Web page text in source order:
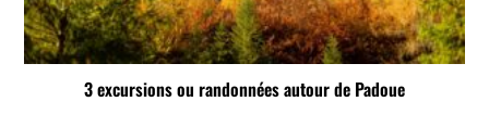
3 excursions ou randonnées autour de Padoue